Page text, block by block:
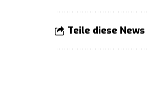
Teile diese News